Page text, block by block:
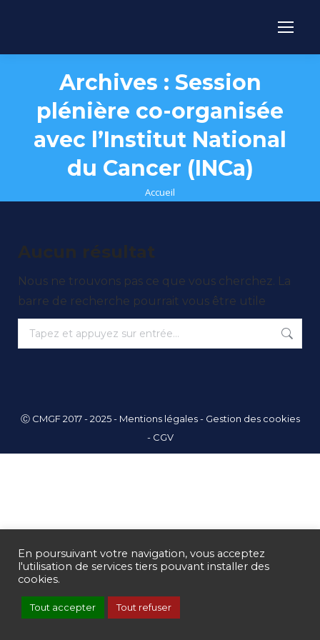
Archives : Session
plénière co-organisée
avec l’Institut National
du Cancer (INCa)
Vous êtes ici :
Accueil
Aucun résultat
Nous ne trouvons pas ce que vous cherchez. La
barre de recherche pourrait vous être utile
Recherche
:
Ⓒ CMGF 2017 - 2025 - Mentions légales- Gestion des cookies
- CGV
En poursuivant votre navigation, vous acceptez
l'utilisation de services tiers pouvant installer des
cookies.
Tout accepter Tout refuser